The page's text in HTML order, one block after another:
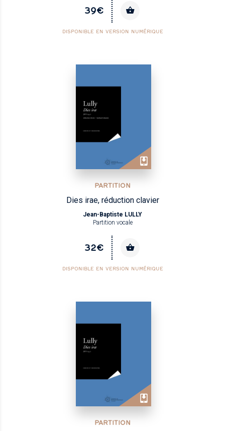
39€
DISPONIBLE EN VERSION NUMÉRIQUE
PARTITION
Dies irae, réduction clavier
Jean-Baptiste LULLY
Partition vocale
32€
DISPONIBLE EN VERSION NUMÉRIQUE
PARTITION